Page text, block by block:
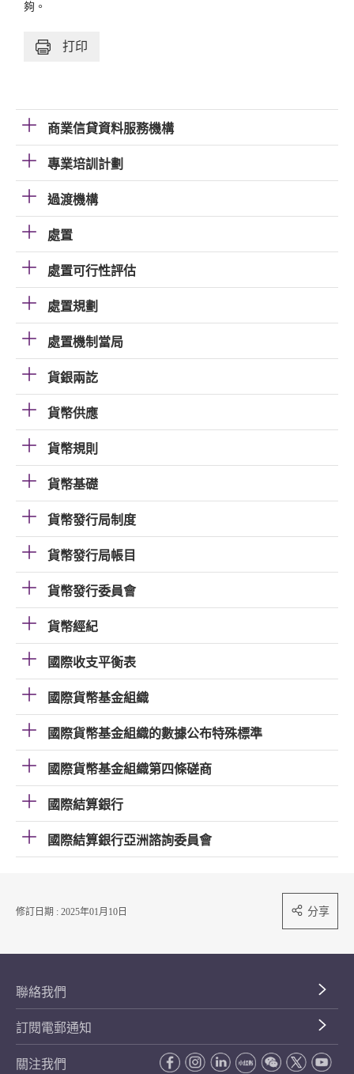
夠。
打印
商業信貸資料服務機構
專業培訓計劃
過渡機構
處置
處置可行性評估
處置規劃
處置機制當局
貨銀兩訖
貨幣供應
貨幣規則
貨幣基礎
貨幣發行局制度
貨幣發行局帳目
貨幣發行委員會
貨幣經紀
國際收支平衡表
國際貨幣基金組織
國際貨幣基金組織的數據公布特殊標準
國際貨幣基金組織第四條磋商
國際結算銀行
國際結算銀行亞洲諮詢委員會
修訂日期 : 2025年01月10日 分享
聯絡我們
訂閱電郵通知
關注我們